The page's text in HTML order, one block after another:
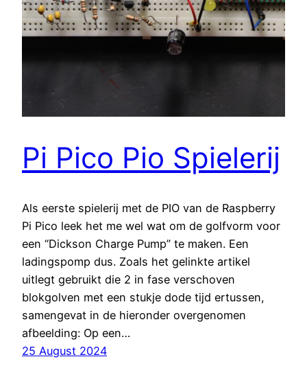
Pi Pico Pio Spielerij
Als eerste spielerij met de PIO van de Raspberry
Pi Pico leek het me wel wat om de golfvorm voor
een “Dickson Charge Pump” te maken. Een
ladingspomp dus. Zoals het gelinkte artikel
uitlegt gebruikt die 2 in fase verschoven
blokgolven met een stukje dode tijd ertussen,
samengevat in de hieronder overgenomen
afbeelding: Op een…
25 August 2024